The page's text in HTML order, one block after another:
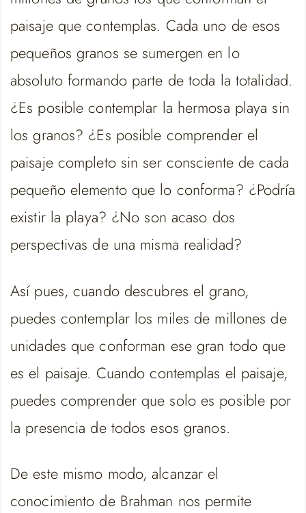
paisaje que contemplas. Cada uno de esos
pequeños granos se sumergen en lo
absoluto formando parte de toda la totalidad.
¿Es posible contemplar la hermosa playa sin
los granos? ¿Es posible comprender el
paisaje completo sin ser consciente de cada
pequeño elemento que lo conforma? ¿Podría
existir la playa? ¿No son acaso dos
perspectivas de una misma realidad?
Así pues, cuando descubres el grano,
puedes contemplar los miles de millones de
unidades que conforman ese gran todo que
es el paisaje. Cuando contemplas el paisaje,
puedes comprender que solo es posible por
la presencia de todos esos granos.
De este mismo modo, alcanzar el
conocimiento de Brahman nos permite